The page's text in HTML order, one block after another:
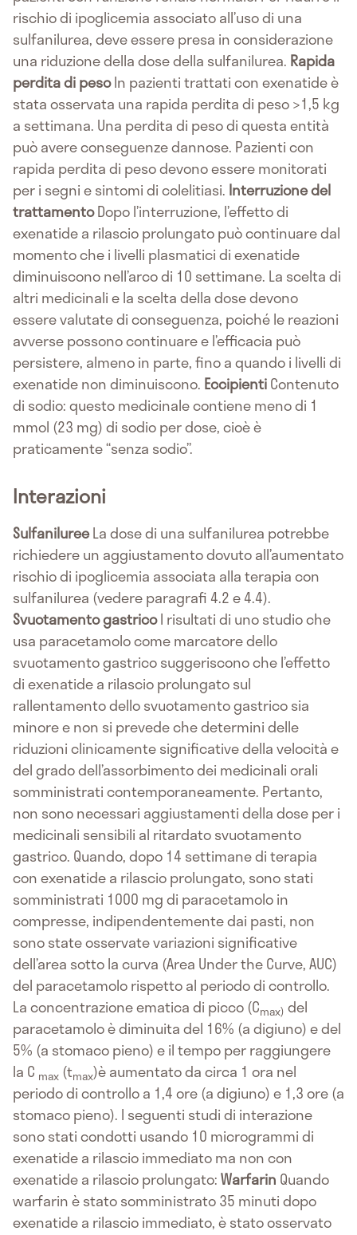
rischio di ipoglicemia associato all’uso di una
sulfanilurea, deve essere presa in considerazione
una riduzione della dose della sulfanilurea. Rapida
perdita di pesoIn pazienti trattati con exenatide è
stata osservata una rapida perdita di peso >1,5 kg
a settimana. Una perdita di peso di questa entità
può avere conseguenze dannose. Pazienti con
rapida perdita di peso devono essere monitorati
per i segni e sintomi di colelitiasi. Interruzione del
trattamentoDopo l’interruzione, l’effetto di
exenatide a rilascio prolungato può continuare dal
momento che i livelli plasmatici di exenatide
diminuiscono nell’arco di 10 settimane. La scelta di
altri medicinali e la scelta della dose devono
essere valutate di conseguenza, poiché le reazioni
avverse possono continuare e l’efficacia può
persistere, almeno in parte, fino a quando i livelli di
exenatide non diminuiscono. EccipientiContenuto
di sodio: questo medicinale contiene meno di 1
mmol (23 mg) di sodio per dose, cioè è
praticamente “senza sodio”.
Interazioni
SulfanilureeLa dose di una sulfanilurea potrebbe
richiedere un aggiustamento dovuto all’aumentato
rischio di ipoglicemia associata alla terapia con
sulfanilurea (vedere paragrafi 4.2 e 4.4).
Svuotamento gastricoI risultati di uno studio che
usa paracetamolo come marcatore dello
svuotamento gastrico suggeriscono che l’effetto
di exenatide a rilascio prolungato sul
rallentamento dello svuotamento gastrico sia
minore e non si prevede che determini delle
riduzioni clinicamente significative della velocità e
del grado dell’assorbimento dei medicinali orali
somministrati contemporaneamente. Pertanto,
non sono necessari aggiustamenti della dose per i
medicinali sensibili al ritardato svuotamento
gastrico. Quando, dopo 14 settimane di terapia
con exenatide a rilascio prolungato, sono stati
somministrati 1000 mg di paracetamolo in
compresse, indipendentemente dai pasti, non
sono state osservate variazioni significative
dell’area sotto la curva (Area Under the Curve, AUC)
del paracetamolo rispetto al periodo di controllo.
La concentrazione ematica di picco (Cmax) del
paracetamolo è diminuita del 16% (a digiuno) e del
5% (a stomaco pieno) e il tempo per raggiungere
la C max (tmax)è aumentato da circa 1 ora nel
periodo di controllo a 1,4 ore (a digiuno) e 1,3 ore (a
stomaco pieno). I seguenti studi di interazione
sono stati condotti usando 10 microgrammi di
exenatide a rilascio immediato ma non con
exenatide a rilascio prolungato:Warfarin Quando
warfarin è stato somministrato 35 minuti dopo
exenatide a rilascio immediato, è stato osservato